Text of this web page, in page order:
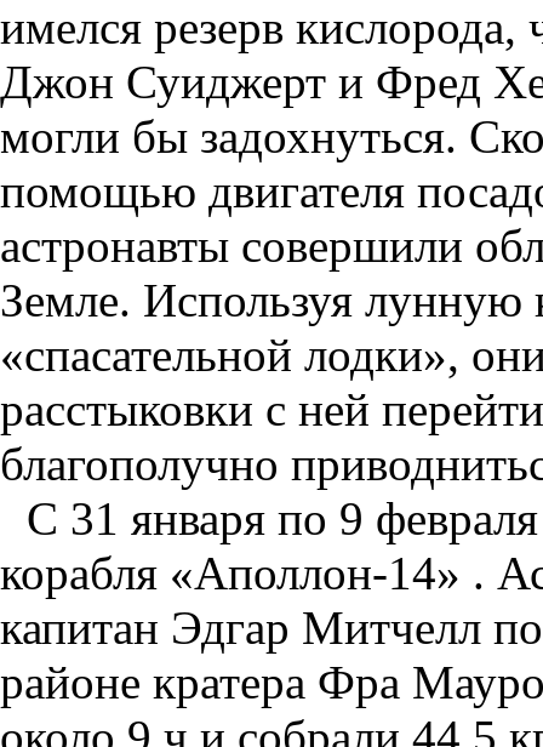
имелся резерв
Джон Суиджерт и Фред
могли бы задохнуться.
помощью двигателя
астронавты совершили
Земле. Используя лунную
«спасательной лодки»,
расстыковки с ней
благополучно
С 31 января по 9
корабля «Аполлон-14» .
капитан Эдгар Митчелл
районе кратера Фра